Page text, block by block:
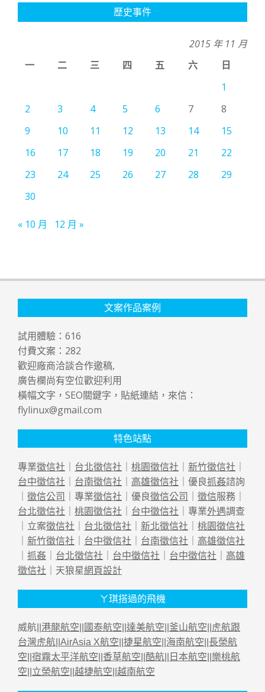
歷史事件
2015 年 11 月
一
二 三 四 五 六
日
1
2
3 4 5 6 7
8
9
10 11 12 13 14
15
16
17 18 19 20 21
22
23
24 25 26 27 28
29
30
« 10 月 12 月 »
文案作品案例
試用體驗： 616
付費文案： 282
歡迎廠商洽談合作邀稿,
廣告欄尚有空位歡迎利用
橫幅文字，SEO關鍵字，貼紙連結，來信：
flylinux@gmail.com
特色站點
專業徵信社 ｜ 台北徵信社 ｜ 桃園徵信社 ｜ 新竹徵信社 ｜
台中徵信社 ｜ 台南徵信社 ｜ 高雄徵信社 ｜優良抓姦諮詢
｜ 徵信公司 ｜專業徵信社 ｜優良徵信公司 ｜ 徵信服務｜
台北徵信社 ｜ 桃園徵信社 ｜ 台中徵信社 ｜專業外遇調查
｜立案徵信社 ｜ 台北徵信社 ｜ 新北徵信社 ｜ 桃園徵信社
｜ 新竹徵信社 ｜ 台中徵信社 ｜ 台南徵信社 ｜ 高雄徵信社
｜ 抓姦 ｜ 台北徵信社 ｜ 台中徵信社 ｜ 台中徵信社 ｜ 高雄
徵信社 ｜天狼星網頁設計
ㄚ琪搭過的飛機
威航|| 港龍航空 國泰航空 達美航空 釜山航空
虎航跟
台灣虎航 AirAsia X航空 捷星航空 海南航空 長榮航
空 宿霧太平洋航空 香草航空 酷航 日本航空 樂桃航
空 立榮航空 越捷航空 越南航空